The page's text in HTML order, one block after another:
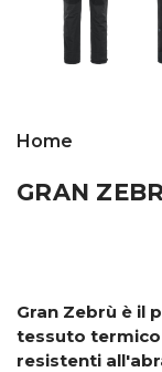
Home
GRAN
Gran Zebrù è il
tessuto
resistenti